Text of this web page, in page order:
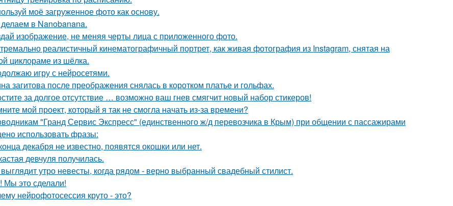
моё загруженное фото как основу.
в Nanobanana.
изображение, не меняя черты лица с приложенного фото.
реалистичный кинематографичный портрет, как живая фотография из Instagram, снятая на
циклораме из шёлка.
игру с нейросетями.
загитова после преображения снялась в коротком платье и гольфах.
за долгое отсутствие … возможно ваш гнев смягчит новый набор стикеров!
мой проект, который я так не смогла начать из-за времени?
"Гранд Сервис Экспресс" (единственного ж/д перевозчика в Крым) при общении с пассажирами
использовать фразы:
декабря не известно, появятся окошки или нет.
девчуля получилась.
утро невесты, когда рядом - верно выбранный свадебный стилист.
Мы это сделали!
нейрофотосессия круто - это?